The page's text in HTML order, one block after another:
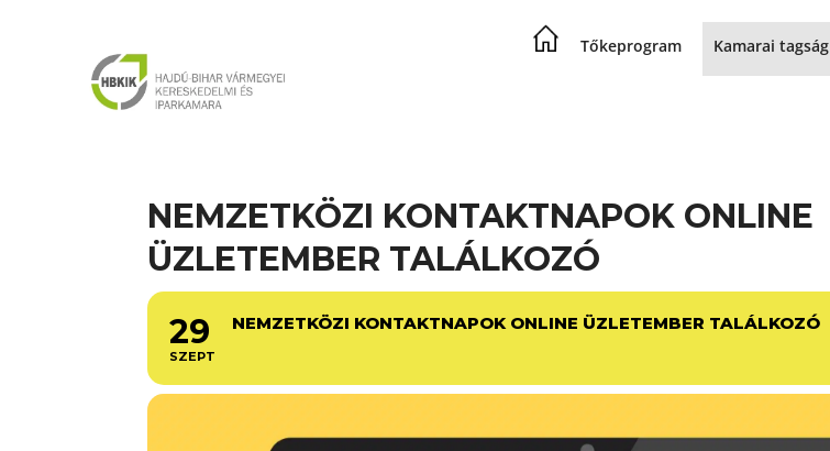
Tőkeprogram Kamarai tagság
NEMZETKÖZI KONTAKTNAPOK ONLINE
ÜZLETEMBER TALÁLKOZÓ
29
SZEPT
NEMZETKÖZI KONTAKTNAPOK ONLINE ÜZLETEMBER TALÁLKOZÓ